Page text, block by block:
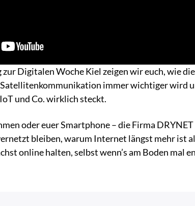
Digitalen Woche Kiel zeigen wir euch, wie
immer wichtiger wird
und Co. wirklich steckt.
oder euer Smartphone – die Firma
bleiben, warum Internet längst mehr ist
online halten, selbst wenn’s am Boden mal